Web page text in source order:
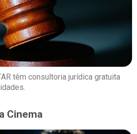
têm consultoria jurídica gratuita
Cinema